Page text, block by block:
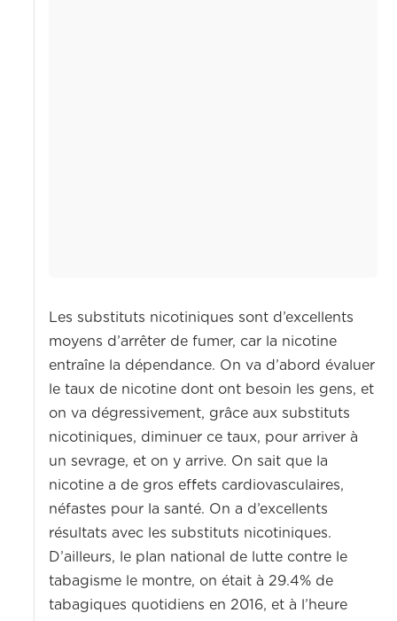
Les substituts nicotiniques sont d’excellents
moyens d’arrêter de fumer, car la nicotine
entraîne la dépendance. On va d’abord évaluer
le taux de nicotine dont ont besoin les gens, et
on va dégressivement, grâce aux substituts
nicotiniques, diminuer ce taux, pour arriver à
un sevrage, et on y arrive. On sait que la
nicotine a de gros effets cardiovasculaires,
néfastes pour la santé. On a d’excellents
résultats avec les substituts nicotiniques.
D’ailleurs, le plan national de lutte contre le
tabagisme le montre, on était à 29.4% de
tabagiques quotidiens en 2016, et à l’heure